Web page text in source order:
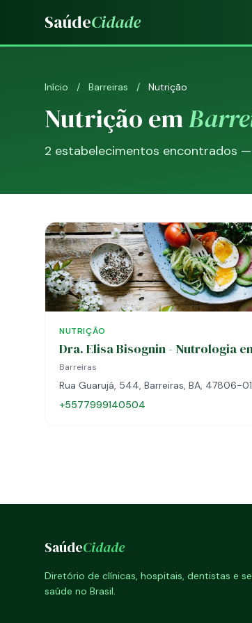
SaúdeCidade
Início / Barreiras / Nutrição
Nutrição em
2 estabelecimentos encontrados
NUTRIÇÃO
Dra. Elisa Bisognin - Nutrologia
Barreiras
Rua Guarujá, 544, Barreiras, BA, 47806-
+5577999140504
SaúdeCidade
Diretório de clínicas, hospitais, dentistas e
saúde no Brasil.